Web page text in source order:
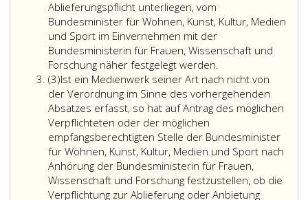
Ablieferungspflicht
gemäß
Paragraph
43,
unterliegen
auch
sonstige
Medienwerke
mit
Ausnahme
von
Schallträgern
und
Trägern
Ablieferungspflicht unterliegen, vom
Bundesminister für Wohnen, Kunst, Kultur, Medien
und Sport im Einvernehmen mit der
Bundesministerin für Frauen, Wissenschaft und
Forschung näher festgelegt werden.
(3)Absatz
3,
Ist ein Medienwerk seiner Art nach nicht von
der Verordnung im Sinne des vorhergehenden
Absatzes erfasst, so hat auf Antrag des möglichen
Verpflichteten oder der möglichen
empfangsberechtigten Stelle der Bundesminister
für Wohnen, Kunst, Kultur, Medien und Sport nach
Anhörung der Bundesministerin für Frauen,
Wissenschaft und Forschung festzustellen, ob die
Verpflichtung zur Ablieferung oder Anbietung